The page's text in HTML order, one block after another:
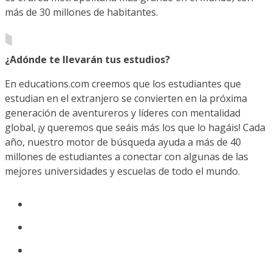
más de 30 millones de habitantes.
¿Adónde te llevarán tus estudios?
En educations.com creemos que los estudiantes que
estudian en el extranjero se convierten en la próxima
generación de aventureros y líderes con mentalidad
global, ¡y queremos que seáis más los que lo hagáis! Cada
año, nuestro motor de búsqueda ayuda a más de 40
millones de estudiantes a conectar con algunas de las
mejores universidades y escuelas de todo el mundo.